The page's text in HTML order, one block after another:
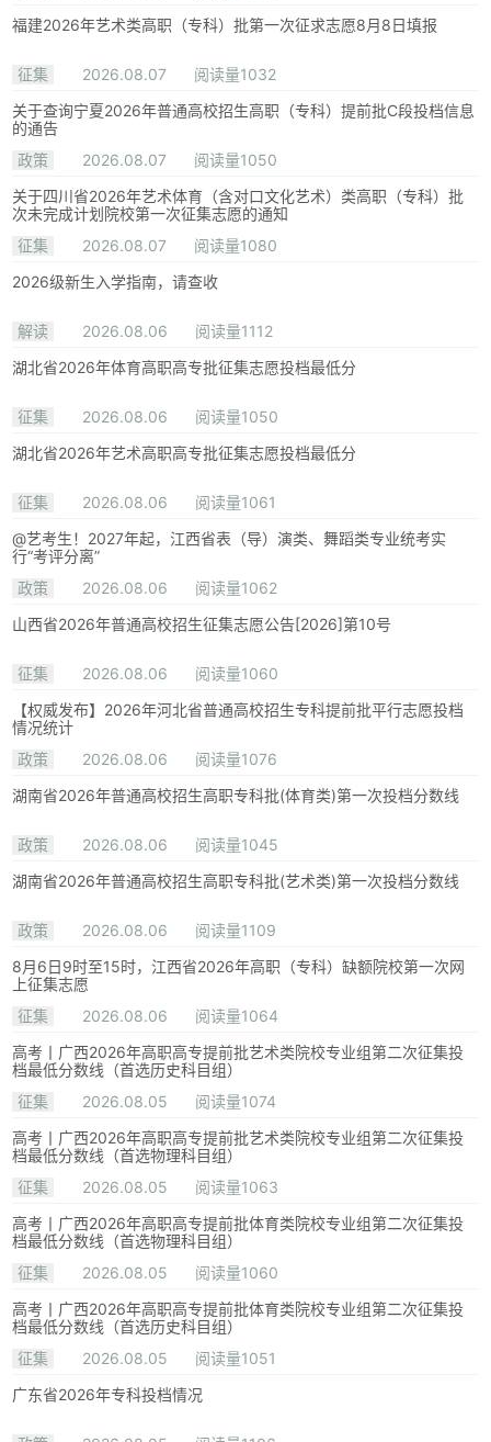
福建2026年艺术类高职（专科）批第一次征求志愿8月8日填报
征集 2026.08.07
阅读量1032
关于查询宁夏2026年普通高校招生高职（专科）提前批C段投档信息
的通告
政策
2026.08.07
阅读量1050
关于四川省2026年艺术体育（含对口文化艺术）类高职（专科）批
次未完成计划院校第一次征集志愿的通知
征集
2026.08.07
阅读量1080
2026级新生入学指南，请查收
解读 2026.08.06
阅读量1112
湖北省2026年体育高职高专批征集志愿投档最低分
征集 2026.08.06
阅读量1050
湖北省2026年艺术高职高专批征集志愿投档最低分
征集 2026.08.06
阅读量1061
@艺考生！2027年起，江西省表（导）演类、舞蹈类专业统考实
行“考评分离”
政策
2026.08.06
阅读量1062
山西省2026年普通高校招生征集志愿公告[2026]第10号
征集 2026.08.06
阅读量1060
【权威发布】2026年河北省普通高校招生专科提前批平行志愿投档
情况统计
政策
2026.08.06
阅读量1076
湖南省2026年普通高校招生高职专科批(体育类)第一次投档分数线
政策 2026.08.06
阅读量1045
湖南省2026年普通高校招生高职专科批(艺术类)第一次投档分数线
政策 2026.08.06
阅读量1109
8月6日9时至15时，江西省2026年高职（专科）缺额院校第一次网
上征集志愿
征集
2026.08.06
阅读量1064
高考丨广西2026年高职高专提前批艺术类院校专业组第二次征集投
档最低分数线（首选历史科目组）
征集
2026.08.05
阅读量1074
高考丨广西2026年高职高专提前批艺术类院校专业组第二次征集投
档最低分数线（首选物理科目组）
征集
2026.08.05
阅读量1063
高考丨广西2026年高职高专提前批体育类院校专业组第二次征集投
档最低分数线（首选物理科目组）
征集
2026.08.05
阅读量1060
高考丨广西2026年高职高专提前批体育类院校专业组第二次征集投
档最低分数线（首选历史科目组）
征集
2026.08.05
阅读量1051
广东省2026年专科投档情况